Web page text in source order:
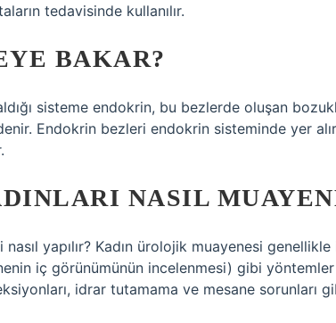
tedavisinde kullanılır.
BAKAR?
sisteme endokrin, bu bezlerde oluşan
Endokrin bezleri endokrin sisteminde yer
NASIL
nasıl yapılır? Kadın ürolojik muayenesi
iç görünümünün incelenmesi) gibi yöntemler
idrar tutamama ve mesane sorunları